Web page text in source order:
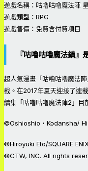
遊戲名稱：咕嚕咕嚕魔法陣
遊戲類型：RPG
遊戲售價：免費含付費項目
『咕嚕咕嚕魔法鎮』
超人氣漫畫「咕嚕咕嚕魔法
載。在2017年夏天迎接了連
續集「咕嚕咕嚕魔法陣2」目
©Oshioshio・Kodansha/
©Hiroyuki Eto/SQUARE
©CTW, INC. All rights